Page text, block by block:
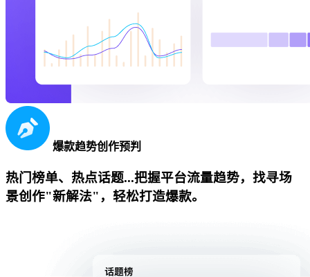
爆款趋势创作预判
热门榜单、热点话题...把握平台流量趋势，找寻场
景创作"新解法"，轻松打造爆款。